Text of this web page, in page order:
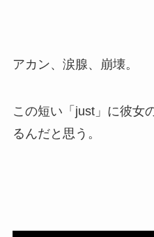
アカン、涙腺、崩壊。
この短い「just」に彼女
るんだと思う。